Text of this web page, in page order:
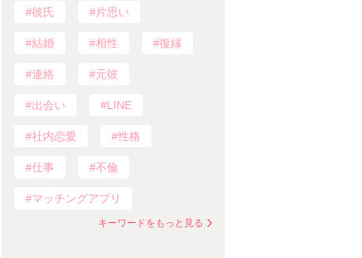
彼氏 片思い
結婚 相性 復縁
連絡 元彼
出会い LINE
社内恋愛 性格
仕事 不倫
マッチングアプリ
キーワードをもっと見る